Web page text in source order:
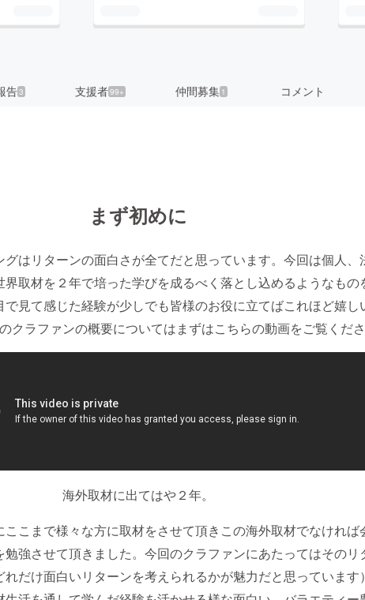
告3 支援者99+ 仲間募集 1 コメント
まず初めに
グはリターンの面白さが全てだと思っています。今回は個人、
取材を２年で培った学びを成るべく落とし込めるようなもの
で見て感じた経験が少しでも皆様のお役に立てばこれほど嬉し
クラファンの概要についてはまずはこちらの動画をご覧くださ
海外取材に出てはや２年。
こまで様々な方に取材をさせて頂きこの海外取材でなければ
強させて頂きました。今回のクラファンにあたってはそのリ
だけ面白いリターンを考えられるかが魅力だと思っています